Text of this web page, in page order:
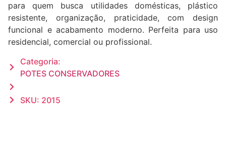
para quem busca utilidades domésticas, plástico
resistente, organização, praticidade, com design
funcional e acabamento moderno. Perfeita para uso
residencial, comercial ou profissional.
Categoria:
POTES CONSERVADORES
SKU: 2015